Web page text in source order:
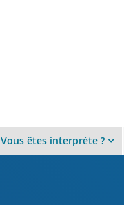
Vous êtes interprète ?